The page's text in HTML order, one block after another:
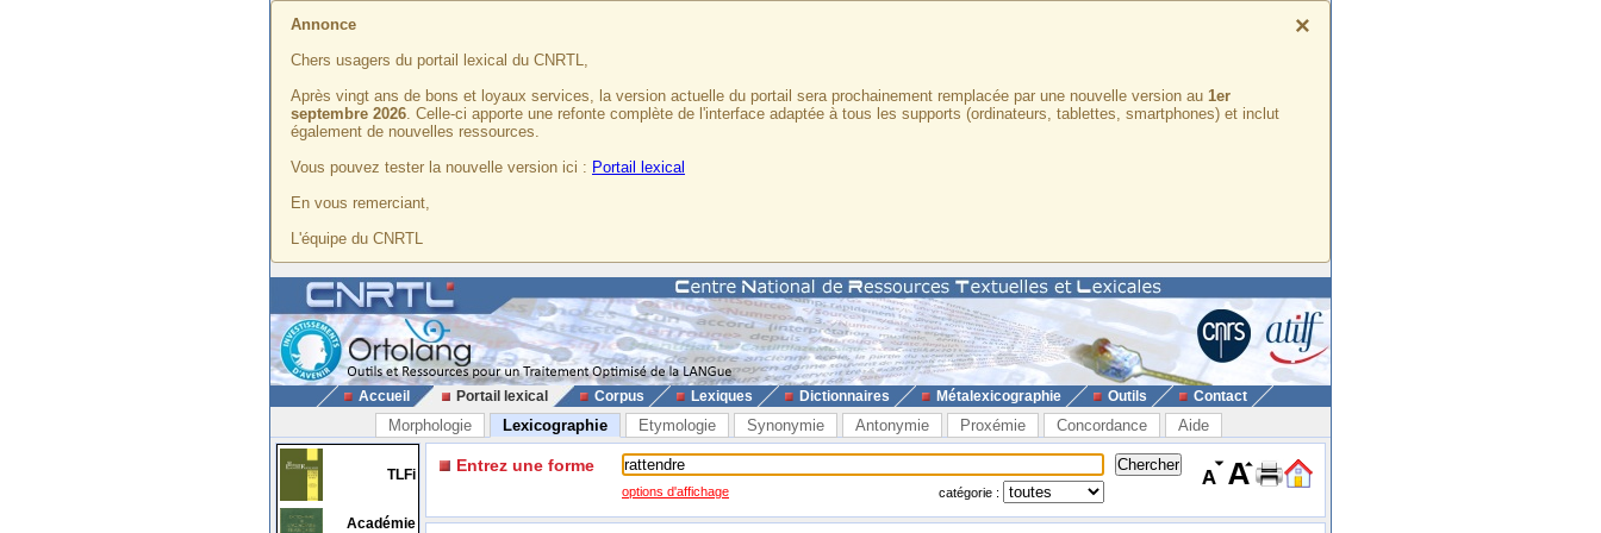
×
Annonce
Chers usagers du portail lexical du CNRTL,
Après vingt ans de bons et loyaux services, la version actuelle du portail sera prochainement remplacée par une nouvelle version au 1er
septembre 2026. Celle-ci apporte une refonte complète de l'interface adaptée à tous les supports (ordinateurs, tablettes, smartphones) et inclut
également de nouvelles ressources.
Vous pouvez tester la nouvelle version ici : Portail lexical
En vous remerciant,
L'équipe du CNRTL
Accueil Portail lexical Corpus Lexiques Dictionnaires Métalexicographie Outils Contact
Morphologie Lexicographie Etymologie Synonymie Antonymie Proxémie Concordance Aide
TLFi
Académie
Entrez une forme
options d'affichage catégorie :